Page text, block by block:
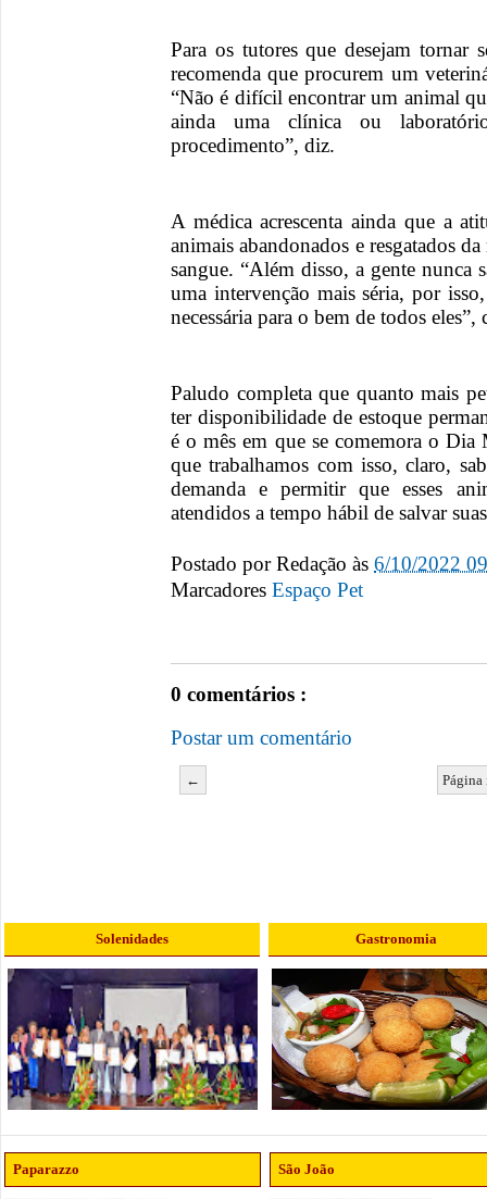
Para os tutores que desejam tornar
recomenda que procurem um
“Não é difícil encontrar um animal
ainda uma clínica ou
procedimento”, diz.
A médica acrescenta ainda que a
animais abandonados e resgatados
sangue. “Além disso, a gente nunca
uma intervenção mais séria, por
necessária para o bem de todos
Paludo completa que quanto mais
ter disponibilidade de estoque
é o mês em que se comemora o
que trabalhamos com isso, claro,
demanda e permitir que esses
atendidos a tempo hábil de salvar
Postado porRedação às 6/10/2022
Marcadores Espaço Pet
0 comentários :
Postar um comentário
←
Solenidades Gastronomia
Paparazzo São João